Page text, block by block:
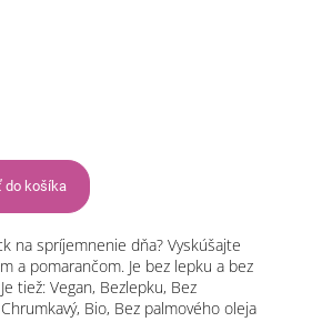
do košíka
na spríjemnenie dňa? Vyskúšajte
a pomarančom. Je bez lepku a bez
tiež: Vegan, Bezlepku, Bez
Bio, Bez palmového oleja